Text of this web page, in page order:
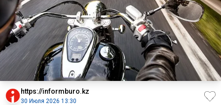
https://informburo.kz
30 Июля 2026 13:30